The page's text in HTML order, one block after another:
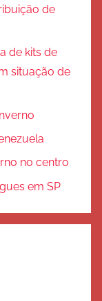
de
de kits de
situação de
no centro
em SP